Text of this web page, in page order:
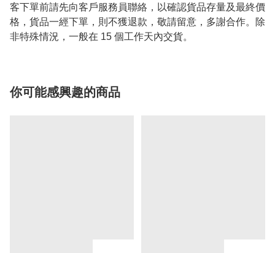
客下單前請先向客戶服務員聯絡，以確認貨品存量及最終價
格，貨品一經下單，則不獲退款，敬請留意，多謝合作。除
非特殊情況，一般在 15 個工作天內交貨。
你可能感興趣的商品